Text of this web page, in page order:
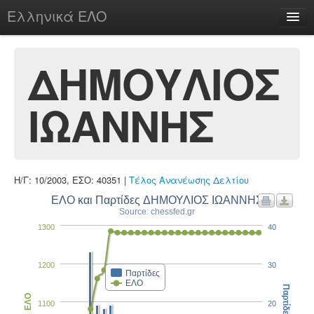
Ελληνικά ΕΛΟ
chesstu.be @ discord
Login
ΔΗΜΟΥΛΙΟΣ
ΙΩΑΝΝΗΣ
Η/Γ: 10/2003, ΕΣΟ: 40351 | Τέλος Ανανέωσης Δελτίου
ΕΛΟ και Παρτίδες ΔΗΜΟΥΛΙΟΣ ΙΩΑΝΝΗΣ
Source: chessfed.gr
Παρτίδες
ΕΛΟ
1100
1200
1300
ΕΛΟ 20
30
40
Παρτίδες